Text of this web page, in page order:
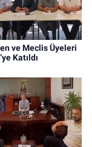
ve Meclis Üyeleri
Katıldı